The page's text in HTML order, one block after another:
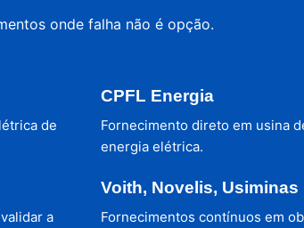
onde falha não é opção.
de
CPFL Energia
Fornecimento direto em usina
energia elétrica.
a
Voith, Novelis, Usiminas
Fornecimentos contínuos em